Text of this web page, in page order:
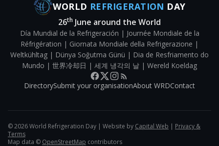
WORLD REFRIGERATION DAY
26th June around the World
Día Mundial de la Refrigeración | Journée Mondiale de la
Réfrigération | Giornata Mondiale della Refrigerazione |
Weltkühltag | Dünya Soğutma Günü | Dia de Resfriamento do
Mundo | 世界冷却日 | 세계 냉각의 날 | Wereld Koeldag
DirectorySubmit your organisationAbout WRDContact
©2026World Refrigeration Day | Website by Capital Web | Privacy &
Terms
Map data © OpenStreetMap contributors